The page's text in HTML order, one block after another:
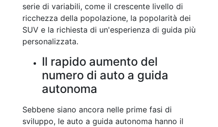
serie di variabili, come il crescente livello di
ricchezza della popolazione, la popolarità dei
SUV e la richiesta di un'esperienza di guida più
personalizzata.
Il rapido aumento del
numero di auto a guida
autonoma
Sebbene siano ancora nelle prime fasi di
sviluppo, le auto a guida autonoma hanno il